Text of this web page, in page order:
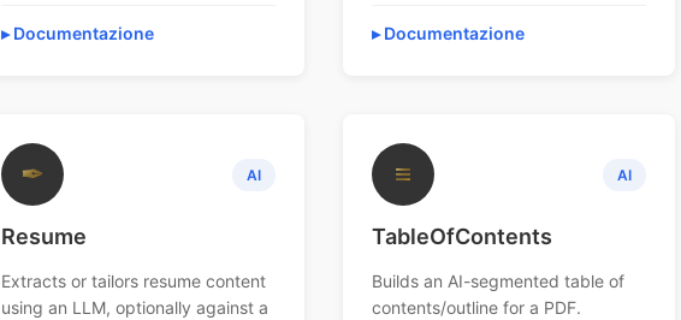
Documentazione Documentazione
✒ AI
Resume
Extracts or tailors resume content
using an LLM, optionally against a
≡ AI
TableOfContents
Builds an AI-segmented table of
contents/outline for a PDF.